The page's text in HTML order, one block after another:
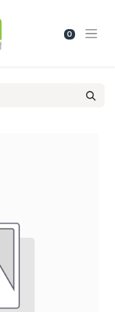
0